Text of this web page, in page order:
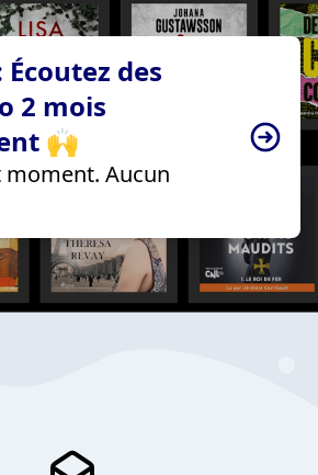
des
2 mois
🙌
moment. Aucun